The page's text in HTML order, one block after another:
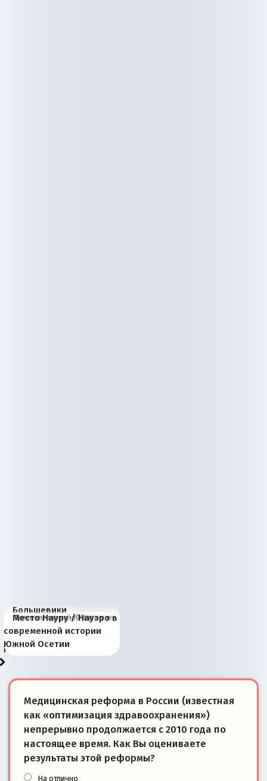
Большевики
отличаются от «Яблока»
тем, что они -
победители
Киевская марионетка
Запада рассказала о
«переобувании» хозяев
В России назрели
перемены: 15 шагов к
суверенной экономике
Миграционный пожар
Европы
Россия начинает
сбрасывать балласт
Анкориджа
Россия зимой 1904
года: первые уступки во
внутренней политике
Русская нация вчера и
сегодня
Почему правый крах в
Варшаве не поможет её
отношениям с Россией?
Место Науру / Науэро в
современной истории
Южной Осетии
Медицинская реформа в России (известная
как «оптимизация здравоохранения»)
непрерывно продолжается с 2010 года по
настоящее время. Как Вы оцениваете
результаты этой реформы?
На отлично